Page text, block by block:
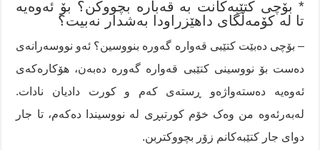
* بۆچی کتێبەکانت بە قەبارە بچووکن؟ بۆ ئەوەیە
تا لە کۆمەڵگای داهێزراودا بەشدار نەبیت؟
– بۆچی دەبێت کتێبی قەوارە گەورە بنووسین؟ ئەو نووسەرانەی
دەست بۆ نووسینی کتێبی قەوارە گەورە دەبەن، هۆکارەکەی
ئەوەیە دەستەواژەو ڕستەی کەم و کورت دادیان نادات.
لەبەرئەوە من وەک خۆم کورتبڕی لە نووسیندا دەکەم، تا جار
دوای جار کتێبەکانم زۆر بچووکتربن.